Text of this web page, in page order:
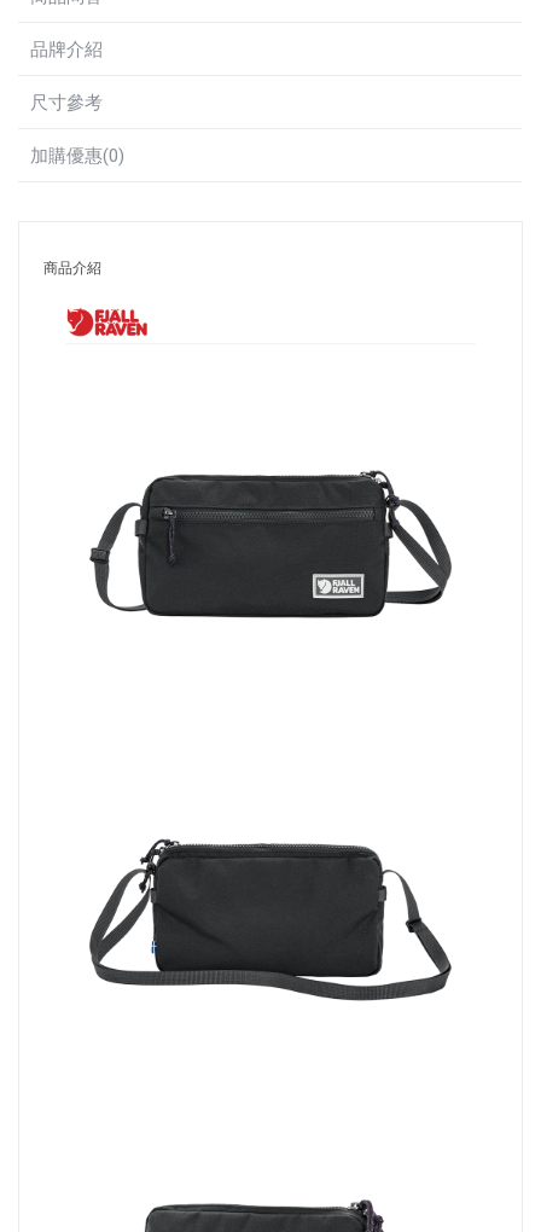
品牌介紹
尺寸參考
加購優惠(0)
商品介紹